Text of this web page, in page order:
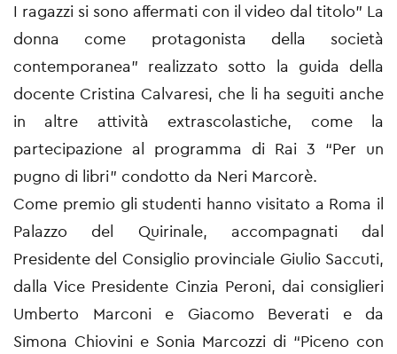
I ragazzi si sono affermati con il video dal titolo” La
donna come protagonista della società
contemporanea” realizzato sotto la guida della
docente Cristina Calvaresi, che li ha seguiti anche
in altre attività extrascolastiche, come la
partecipazione al programma di Rai 3 “Per un
pugno di libri” condotto da Neri Marcorè.
Come premio gli studenti hanno visitato a Roma il
Palazzo del Quirinale, accompagnati dal
Presidente del Consiglio provinciale Giulio Saccuti,
dalla Vice Presidente Cinzia Peroni, dai consiglieri
Umberto Marconi e Giacomo Beverati e da
Simona Chiovini e Sonia Marcozzi di “Piceno con